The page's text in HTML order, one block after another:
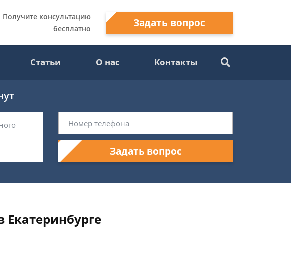
Получите консультацию
бесплатно
Задать вопрос
Статьи О нас Контакты
Задать вопрос